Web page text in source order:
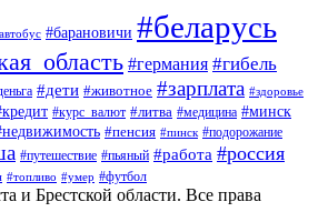
#барановичи #беларусь
#германия #гибель
#дети #животное #зарплата #здоровье
#курс_валют #литва #медицина #минск
#пенсия #пинск #подорожание
#путешествие #пьяный #работа #россия
#топливо #умер #футбол
и Брестской области. Все права